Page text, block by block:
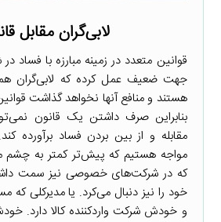
لابی‌گران مقابل
قوانین متعدد در زمینه مبارزه با فساد
جهت ضعیف عمل کرده که لابی‌گران
هستند و منافع آنها نخواهد گذاشت
بنابراین صرف داشتن یک قانون
مقابله و از بین بردن فساد برآورده
مواجه هستیم که پیش‌تر کمتر به چشم
که در شرکت‌های خصوصی نیز سمت
خود را نیز دنبال می‌کرد. یا مدیرکلی که
و خودش شرکت واردکننده کالا دارد.